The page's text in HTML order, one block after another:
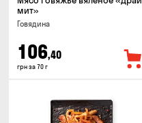
мит»
Говядина
106,40
грн за 70 г